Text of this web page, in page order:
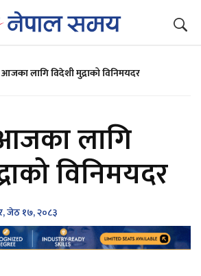
लागि विदेशी मुद्राको विनिमयदर
लागि
विनिमयदर
१७, २०८३